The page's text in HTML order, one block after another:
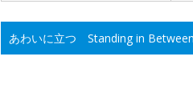
あわいに立つ Standing in